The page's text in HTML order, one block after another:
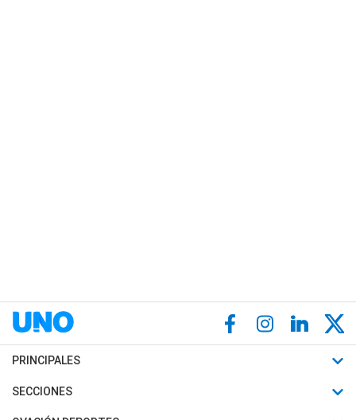
PRINCIPALES
Últimas Noticias
Política
SECCIONES